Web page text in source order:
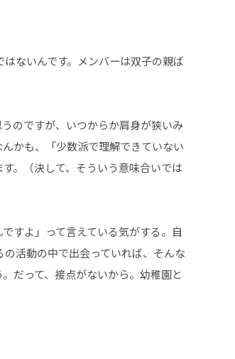
ないんです。メンバーは双子の親ば
のですが、いつからか肩身が狭いみ
かも、「少数派で理解できていない
。（決して、そういう意味合いでは
すよ」って言えている気がする。自
活動の中で出会っていれば、そんな
だって、接点がないから。幼稚園と